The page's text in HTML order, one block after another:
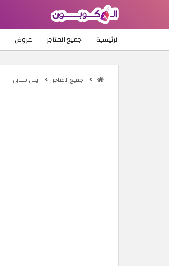
الرئيسية جميع المتاجر عروض
جميع المتاجر يس ستايل